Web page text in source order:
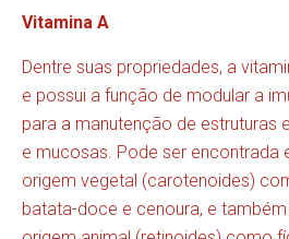
Vitamina A
Dentre suas propriedades, a
e possui a função de modular a
para a manutenção de estruturas
e mucosas. Pode ser encontrada
origem vegetal (carotenoides)
batata-doce e cenoura, e